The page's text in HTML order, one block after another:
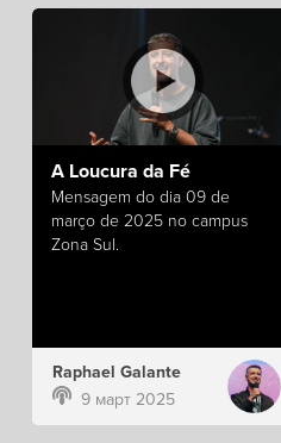
A Loucura da Fé
Mensagem do dia 09 de
março de 2025 no campus
Zona Sul.
Raphael Galante
9 март 2025